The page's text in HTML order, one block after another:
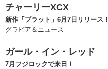
チャーリーXCX
新作「ブラット」6月7日リリース！
グラビア＆ニュース
ガール・イン・レッド
7月フジロックで来日！